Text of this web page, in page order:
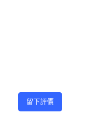
留下評價